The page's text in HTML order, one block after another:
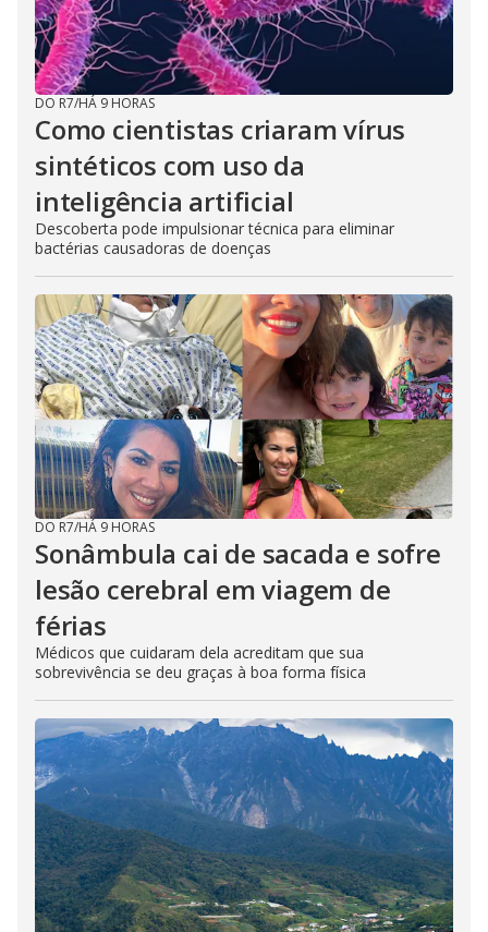
DO R7/HÁ 9 HORAS
Como cientistas criaram vírus
sintéticos com uso da
inteligência artificial
Descoberta pode impulsionar técnica para eliminar
bactérias causadoras de doenças
DO R7/HÁ 9 HORAS
Sonâmbula cai de sacada e sofre
lesão cerebral em viagem de
férias
Médicos que cuidaram dela acreditam que sua
sobrevivência se deu graças à boa forma física